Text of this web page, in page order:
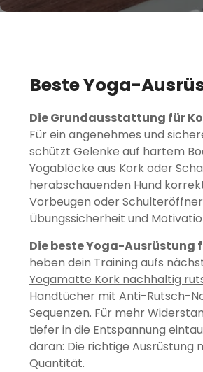
Beste Yoga-
Die Grundausstattung für
Für ein angenehmes und
schützt Gelenke auf hartem
Yogablöcke aus Kork oder
herabschauenden Hund
Vorbeugen oder
Übungssicherheit und
Die beste Yoga-Ausrüstung
heben dein Training aufs
Yogamatte Kork nachhaltig
Handtücher mit Anti-Rutsch-
Sequenzen. Für mehr
tiefer in die Entspannung
daran: Die richtige Ausrüstung
Quantität.